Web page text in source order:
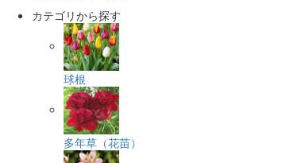
カテゴリから探す
球根
多年草（花苗）